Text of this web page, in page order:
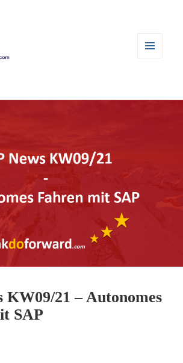
KW09/21 – Autonomes
SAP